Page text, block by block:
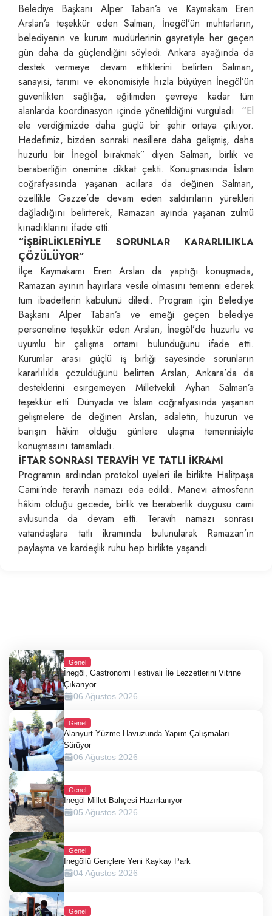
Belediye Başkanı Alper Taban’a ve Kaymakam Eren
Arslan’a teşekkür eden Salman, İnegöl’ün muhtarların,
belediyenin ve kurum müdürlerinin gayretiyle her geçen
gün daha da güçlendiğini söyledi. Ankara ayağında da
destek vermeye devam ettiklerini belirten Salman,
sanayisi, tarımı ve ekonomisiyle hızla büyüyen İnegöl’ün
güvenlikten sağlığa, eğitimden çevreye kadar tüm
alanlarda koordinasyon içinde yönetildiğini vurguladı. “El
ele verdiğimizde daha güçlü bir şehir ortaya çıkıyor.
Hedefimiz, bizden sonraki nesillere daha gelişmiş, daha
huzurlu bir İnegöl bırakmak” diyen Salman, birlik ve
beraberliğin önemine dikkat çekti. Konuşmasında İslam
coğrafyasında yaşanan acılara da değinen Salman,
özellikle Gazze’de devam eden saldırıların yürekleri
dağladığını belirterek, Ramazan ayında yaşanan zulmü
kınadıklarını ifade etti.
“İŞBİRLİKLERİYLE SORUNLAR KARARLILIKLA
ÇÖZÜLÜYOR”
İlçe Kaymakamı Eren Arslan da yaptığı konuşmada,
Ramazan ayının hayırlara vesile olmasını temenni ederek
tüm ibadetlerin kabulünü diledi. Program için Belediye
Başkanı Alper Taban’a ve emeği geçen belediye
personeline teşekkür eden Arslan, İnegöl’de huzurlu ve
uyumlu bir çalışma ortamı bulunduğunu ifade etti.
Kurumlar arası güçlü iş birliği sayesinde sorunların
kararlılıkla çözüldüğünü belirten Arslan, Ankara’da da
desteklerini esirgemeyen Milletvekili Ayhan Salman’a
teşekkür etti. Dünyada ve İslam coğrafyasında yaşanan
gelişmelere de değinen Arslan, adaletin, huzurun ve
barışın hâkim olduğu günlere ulaşma temennisiyle
konuşmasını tamamladı.
İFTAR SONRASI TERAVİH VE TATLI İKRAMI
Programın ardından protokol üyeleri ile birlikte Halitpaşa
Camii’nde teravih namazı eda edildi. Manevi atmosferin
hâkim olduğu gecede, birlik ve beraberlik duygusu cami
avlusunda da devam etti. Teravih namazı sonrası
vatandaşlara tatlı ikramında bulunularak Ramazan’ın
paylaşma ve kardeşlik ruhu hep birlikte yaşandı.
Genel
İnegöl, Gastronomi Festivali İle Lezzetlerini Vitrine
Çıkarıyor
06 Ağustos 2026
Genel
Alanyurt Yüzme Havuzunda Yapım Çalışmaları
Sürüyor
06 Ağustos 2026
Genel
İnegöl Millet Bahçesi Hazırlanıyor
05 Ağustos 2026
Genel
İnegöllü Gençlere Yeni Kaykay Park
04 Ağustos 2026
Genel